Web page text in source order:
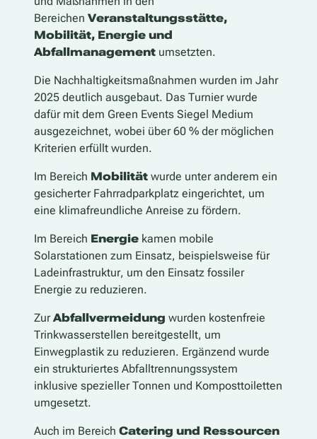
Bereichen Veranstaltungsstätte,
Mobilität, Energie und
Abfallmanagement umsetzten.
Die Nachhaltigkeitsmaßnahmen wurden im Jahr
2025 deutlich ausgebaut. Das Turnier wurde
dafür mit dem Green Events Siegel Medium
ausgezeichnet, wobei über 60 % der möglichen
Kriterien erfüllt wurden.
Im Bereich Mobilität wurde unter anderem ein
gesicherter Fahrradparkplatz eingerichtet, um
eine klimafreundliche Anreise zu fördern.
Im Bereich Energie kamen mobile
Solarstationen zum Einsatz, beispielsweise für
Ladeinfrastruktur, um den Einsatz fossiler
Energie zu reduzieren.
ZurAbfallvermeidung wurden kostenfreie
Trinkwasserstellen bereitgestellt, um
Einwegplastik zu reduzieren. Ergänzend wurde
ein strukturiertes Abfalltrennungssystem
inklusive spezieller Tonnen und Komposttoiletten
umgesetzt.
Auch im Bereich Catering und Ressourcen